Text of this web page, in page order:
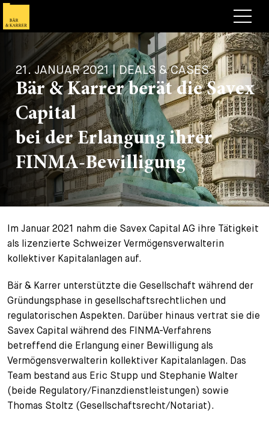
Anwälte
Expertise
Deals, Cases & News
Deals & Cases
Corporate News
+
Publikationen
Briefing
Publikation
Guide
Legal Insight
+
Über Bär & Karrer
Karriere
Übersicht
Substituten
Kurzpraktikanten
Administration
Assistenzen
+
Stellen
Offene Stellen
+
Bewerbungsprozess
Fragen und Antworten
Spontanbewerbung
Ihre Karriere
Ihre Karriere bei uns
+
+
Suche
21. JANUAR 2021 | DEALS & CASES
Bär & Karrer berät die Savex
Capital
bei der Erlangung ihrer
FINMA-Bewilligung
Im Januar 2021 nahm die Savex Capital AG ihre Tätigkeit
als lizenzierte Schweizer Vermögensverwalterin
kollektiver Kapitalanlagen auf.
Bär & Karrer unterstützte die Gesellschaft während der
Gründungsphase in gesellschaftsrechtlichen und
regulatorischen Aspekten. Darüber hinaus vertrat sie die
Savex Capital während des FINMA-Verfahrens
betreffend die Erlangung einer Bewilligung als
Vermögensverwalterin kollektiver Kapitalanlagen. Das
Team bestand aus Eric Stupp und Stephanie Walter
(beide Regulatory/Finanzdienstleistungen) sowie
Thomas Stoltz (Gesellschaftsrecht/Notariat).